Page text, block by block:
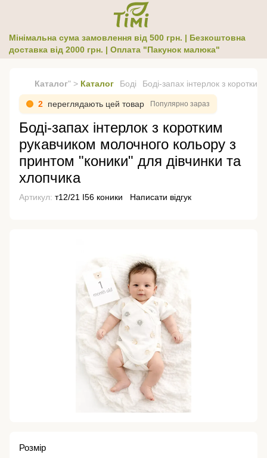
Мінімальна сума замовлення від 500 грн. | Безкоштовна
доставка від 2000 грн. | Оплата "Пакунок малюка"
Каталог" > Каталог Боді Боді-запах інтерлок з
2 переглядають цей товар Популярно зараз
Боді-запах інтерлок з коротким
рукавчиком молочного кольору з
принтом "коники" для дівчинки та
хлопчика
Артикул: т12/21 І56 коники Написати відгук
Розмір